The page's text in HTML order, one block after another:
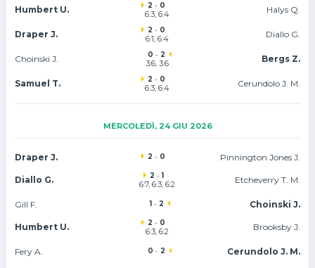
Humbert U. 2 - 0
6:3, 6:4 Halys Q.
Draper J. 2 - 0
6:1, 6:4 Diallo G.
Choinski J. 0 - 2
3:6, 3:6 Bergs Z.
Samuel T. 2 - 0
6:3, 6:4 Cerundolo J. M.
MERCOLEDÌ, 24 GIU 2026
Draper J. 2 - 0 Pinnington Jones J.
Diallo G. 2 -1
6:7, 6:3, 6:2 Etcheverry T. M.
Gill F. 1- 2 Choinski J.
Humbert U. 2 - 0
6:3, 6:2 Brooksby J.
Fery A. 0 - 2 Cerundolo J. M.